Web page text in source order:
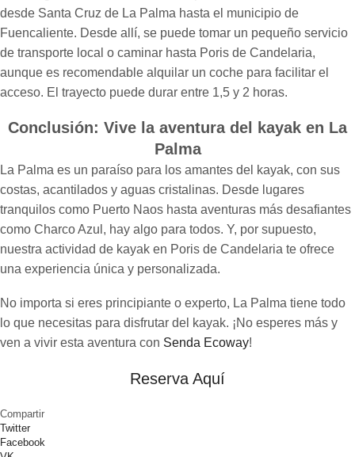
desde Santa Cruz de La Palma hasta el municipio de
Fuencaliente. Desde allí, se puede tomar un pequeño servicio
de transporte local o caminar hasta Poris de Candelaria,
aunque es recomendable alquilar un coche para facilitar el
acceso. El trayecto puede durar entre 1,5 y 2 horas.
Conclusión: Vive la aventura del kayak en La
Palma
La Palma es un paraíso para los amantes del kayak, con sus
costas, acantilados y aguas cristalinas. Desde lugares
tranquilos como Puerto Naos hasta aventuras más desafiantes
como Charco Azul, hay algo para todos. Y, por supuesto,
nuestra actividad de kayak en Poris de Candelaria te ofrece
una experiencia única y personalizada.
No importa si eres principiante o experto, La Palma tiene todo
lo que necesitas para disfrutar del kayak. ¡No esperes más y
ven a vivir esta aventura con Senda Ecoway!
Reserva Aquí
Compartir
Twitter
Facebook